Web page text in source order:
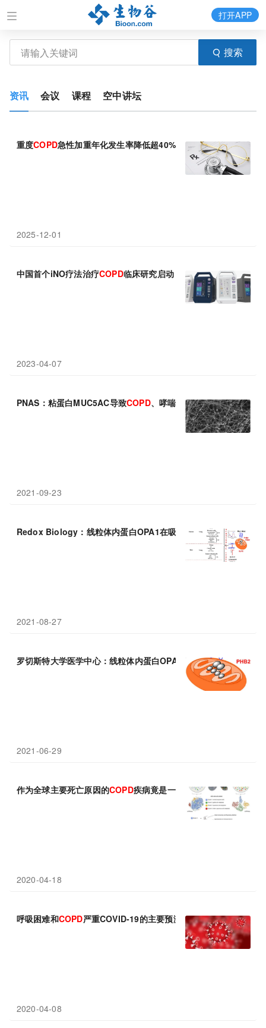
搜索
打开APP
资讯 会议 课程 空中讲坛
重度COPD急性加重年化发生率降低超40%，迈威生物抗ST2单抗
2025-12-01
中国首个iNO疗法治疗COPD临床研究启动
2023-04-07
PNAS：粘蛋白MUC5AC导致COPD、哮喘等肺部疾病恶化的机制
2021-09-23
Redox Biology：线粒体内蛋白OPA1在吸烟致线粒体功能障碍及
2021-08-27
罗切斯特大学医学中心：线粒体内蛋白OPA1在吸烟致线粒体功能
2021-06-29
作为全球主要死亡原因的COPD疾病竟是一种肺干细胞病
2020-04-18
呼吸困难和COPD严重COVID-19的主要预测因素
2020-04-08